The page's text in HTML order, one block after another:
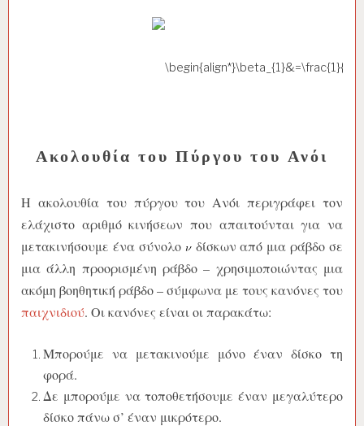
Ακολουθία του Πύργου του Ανόι
Η ακολουθία του πύργου του Ανόι περιγράφει τον
ελάχιστο αριθμό κινήσεων που απαιτούνται για να
μετακινήσουμε ένα σύνολο
δίσκων από μια ράβδο σε
μια άλλη προορισμένη ράβδο – χρησιμοποιώντας μια
ακόμη βοηθητική ράβδο – σύμφωνα με τους κανόνες του
παιχνιδιού. Οι κανόνες είναι οι παρακάτω:
Μπορούμε να μετακινούμε μόνο έναν δίσκο τη
φορά.
Δε μπορούμε να τοποθετήσουμε έναν μεγαλύτερο
δίσκο πάνω σ’ έναν μικρότερο.